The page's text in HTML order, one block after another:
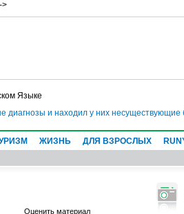
>
Языке
и находил у них несуществующие
ЖИЗНЬ ДЛЯ ВЗРОСЛЫХ
Оценить материал